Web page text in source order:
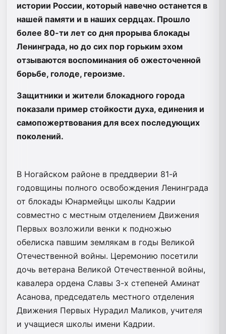
истории России, который навечно останется в
нашей памяти и в наших сердцах. Прошло
более 80-ти лет со дня прорыва блокады
Ленинграда, но до сих пор горьким эхом
отзываются воспоминания об ожесточенной
борьбе, голоде, героизме.
Защитники и жители блокадного города
показали пример стойкости духа, единения и
самопожертвования для всех последующих
поколений.
В Ногайском районе в преддверии 81-й
годовщины полного освобождения Ленинграда
от блокады Юнармейцы школы Кадрии
совместно с местным отделением Движения
Первых возложили венки к подножью
обелиска павшим землякам в годы Великой
Отечественной войны. Церемонию посетили
дочь ветерана Великой Отечественной войны,
кавалера ордена Славы 3-х степеней Аминат
Асанова, председатель местного отделения
Движения Первых Нурадил Маликов, учителя
и учащиеся школы имени Кадрии.